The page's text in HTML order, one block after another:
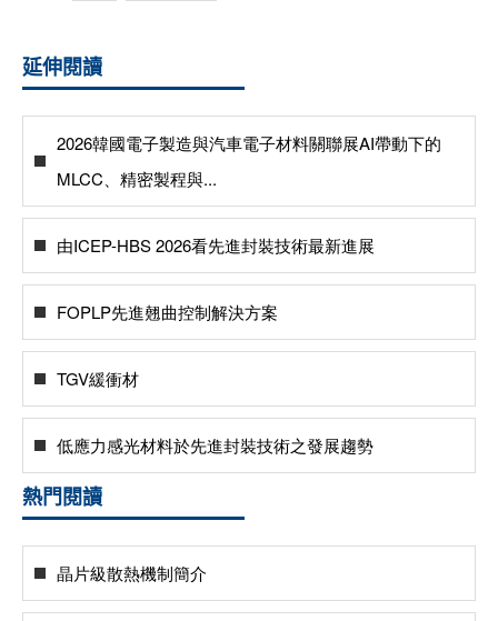
延伸閱讀
2026韓國電子製造與汽車電子材料關聯展AI帶動下的
MLCC、精密製程與...
由ICEP-HBS 2026看先進封裝技術最新進展
FOPLP先進翹曲控制解決方案
TGV緩衝材
低應力感光材料於先進封裝技術之發展趨勢
熱門閱讀
晶片級散熱機制簡介